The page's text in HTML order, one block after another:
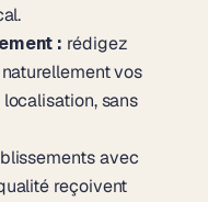
: rédigez
vos
sans
avec
reçoivent